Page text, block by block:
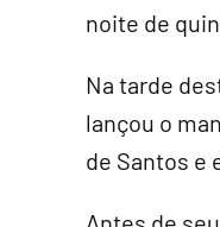
noite de
Na tarde
lançou o
de Santos e